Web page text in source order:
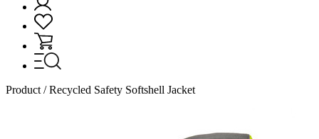
Product / Recycled Safety Softshell Jacket